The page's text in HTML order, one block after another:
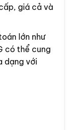
giá cả và
lớn như
có thể cung
dạng với